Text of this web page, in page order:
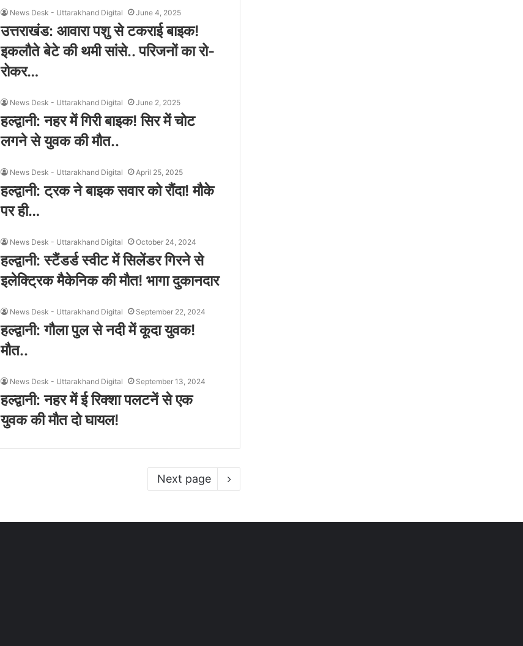
News Desk - Uttarakhand Digital June 4, 2025
उत्तराखंड: आवारा पशु से टकराई बाइक!
इकलौते बेटे की थमी सांसे.. परिजनों का रो-
रोकर…
News Desk - Uttarakhand Digital June 2, 2025
हल्द्वानी: नहर में गिरी बाइक! सिर में चोट
लगने से युवक की मौत..
News Desk - Uttarakhand Digital April 25, 2025
हल्द्वानी: ट्रक ने बाइक सवार को रौंदा! मौके
पर ही…
News Desk - Uttarakhand Digital October 24, 2024
हल्द्वानी: स्टैंडर्ड स्वीट में सिलेंडर गिरने से
इलेक्ट्रिक मैकेनिक की मौत! भागा दुकानदार
News Desk - Uttarakhand Digital September 22, 2024
हल्द्वानी: गौला पुल से नदी में कूदा युवक!
मौत..
News Desk - Uttarakhand Digital September 13, 2024
हल्द्वानी: नहर में ई रिक्शा पलटनें से एक
युवक की मौत दो घायल!
Next page